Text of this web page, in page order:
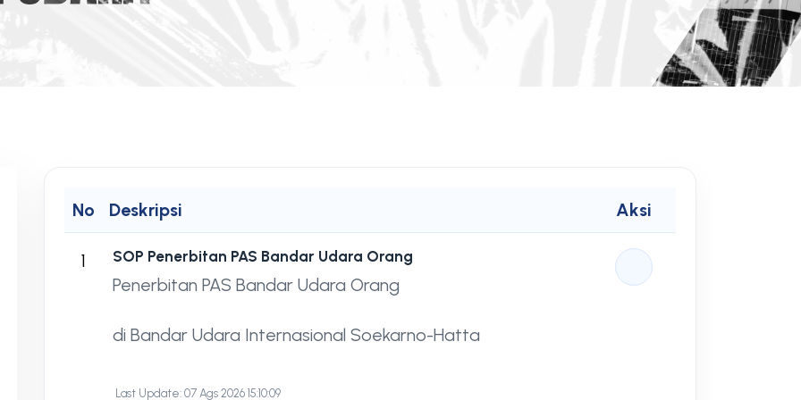
No Deskripsi Aksi
1 SOP Penerbitan PAS Bandar Udara Orang
Penerbitan PAS Bandar Udara Orang
di Bandar Udara Internasional Soekarno-Hatta
Last Update: 07 Ags 2026 15:10:09